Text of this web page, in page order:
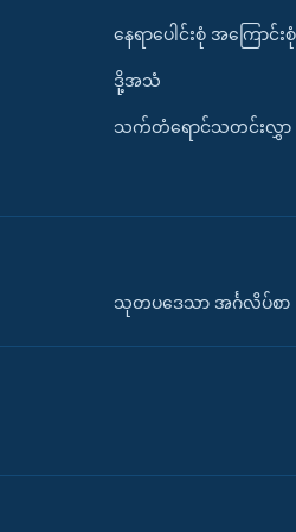
နေရာပေါင်းစုံ အကြောင်းစုံ
ဒို့အသံ
သက်တံရောင်သတင်းလွှာ
သုတပဒေသာ အင်္ဂလိပ်စာ